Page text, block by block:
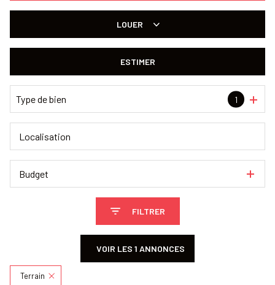
LOUER
ESTIMER
Type de bien 1
Budget
FILTRER
VOIR LES 1 ANNONCES
Terrain